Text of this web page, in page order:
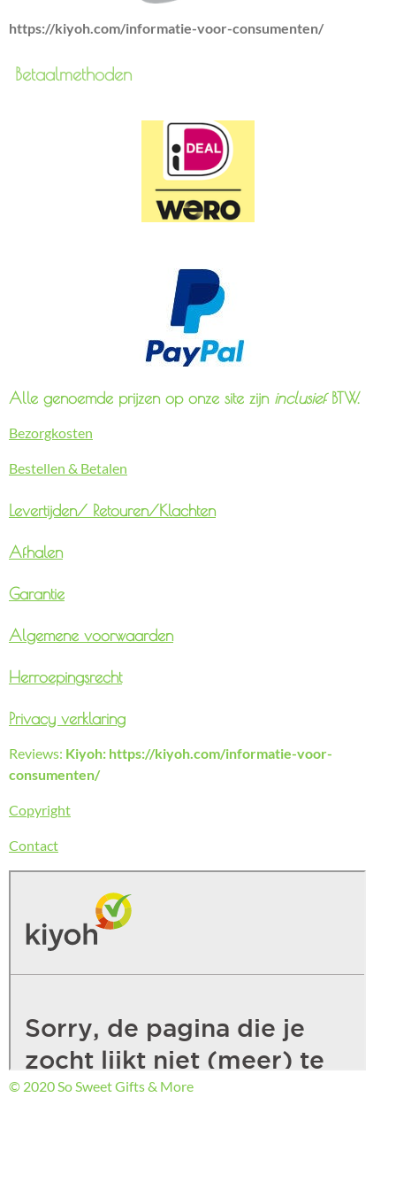
https://kiyoh.com/informatie-voor-consumenten/
Betaalmethoden
Alle genoemde prijzen op onze site zijn inclusiefBTW.
Bezorgkosten
Bestellen & Betalen
Levertijden/ Retouren/Klachten
Afhalen
Garantie
Algemene voorwaarden
Herroepingsrecht
Privacy verklaring
Reviews: Kiyoh: https://kiyoh.com/informatie-voor-
consumenten/
Copyright
Contact
© 2020 So Sweet Gifts & More